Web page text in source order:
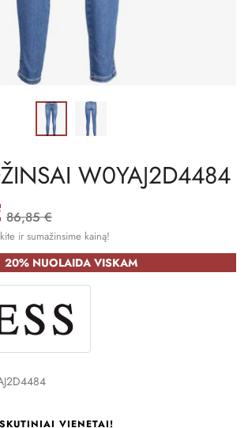
W0YAJ2D4484
86,85 €
ir sumažinsime kainą!
20% NUOLAIDA VISKAM
VIENETAI!